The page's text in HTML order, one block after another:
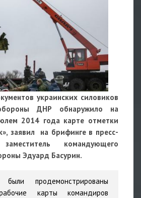
украинских силовиков
ДНР обнаружило на
2014 года карте отметки
заявил
на брифинге в пресс-
командующего
Эдуард Басурин.
продемонстрированы
карты командиров